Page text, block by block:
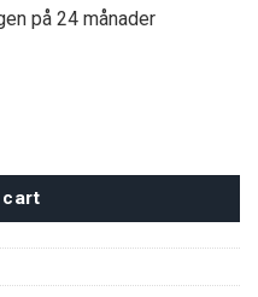
på 24 månader
cart